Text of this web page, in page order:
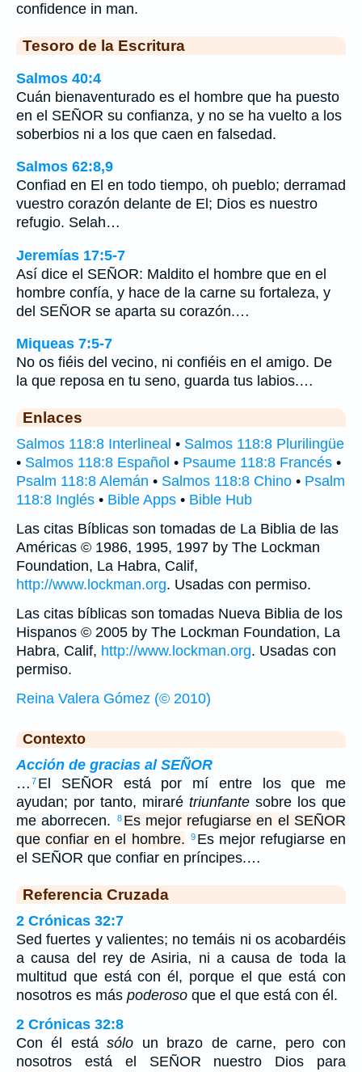
confidence in man.
Tesoro de la Escritura
Salmos 40:4
Cuán bienaventurado es el hombre que ha puesto
en el SEÑOR su confianza, y no se ha vuelto a los
soberbios ni a los que caen en falsedad.
Salmos 62:8,9
Confiad en El en todo tiempo, oh pueblo; derramad
vuestro corazón delante de El; Dios es nuestro
refugio. Selah…
Jeremías 17:5-7
Así dice el SEÑOR: Maldito el hombre que en el
hombre confía, y hace de la carne su fortaleza, y
del SEÑOR se aparta su corazón.…
Miqueas 7:5-7
No os fiéis del vecino, ni confiéis en el amigo. De
la que reposa en tu seno, guarda tus labios.…
Enlaces
Salmos 118:8 Interlineal • Salmos 118:8 Plurilingüe
• Salmos 118:8 Español • Psaume 118:8 Francés •
Psalm 118:8 Alemán • Salmos 118:8 Chino • Psalm
118:8 Inglés • Bible Apps • Bible Hub
Las citas Bíblicas son tomadas de La Biblia de las
Américas © 1986, 1995, 1997 by The Lockman
Foundation, La Habra, Calif,
http://www.lockman.org. Usadas con permiso.
Las citas bíblicas son tomadas Nueva Biblia de los
Hispanos © 2005 by The Lockman Foundation, La
Habra, Calif, http://www.lockman.org. Usadas con
permiso.
Reina Valera Gómez (© 2010)
Contexto
Acción de gracias al SEÑOR
… 7 El SEÑOR está por mí entre los que me
ayudan; por tanto, miraré triunfante sobre los que
me aborrecen.
8 Es mejor refugiarse en el SEÑOR
que confiar en el hombre.
9 Es mejor refugiarse en
el SEÑOR que confiar en príncipes.…
Referencia Cruzada
2 Crónicas 32:7
Sed fuertes y valientes; no temáis ni os acobardéis
a causa del rey de Asiria, ni a causa de toda la
multitud que está con él, porque el que está con
nosotros es más poderoso que el que está con él.
2 Crónicas 32:8
Con él estásólo un brazo de carne, pero con
nosotros está el SEÑOR nuestro Dios para